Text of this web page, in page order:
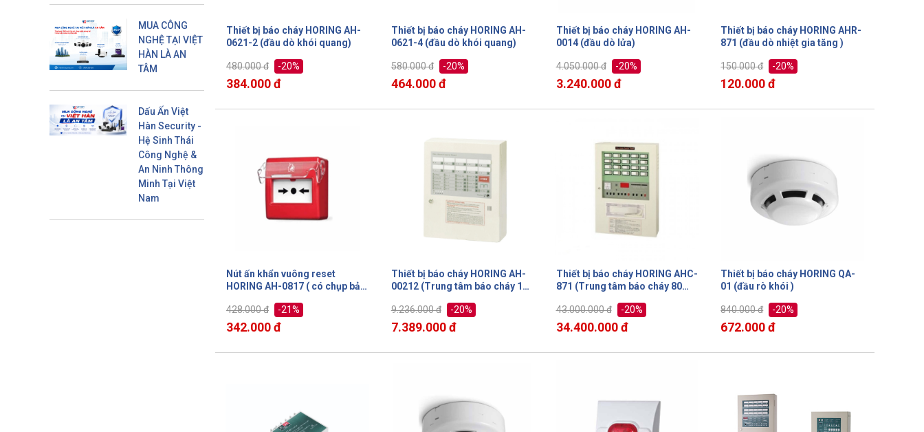
MUA CÔNG
NGHỆ TẠI VIỆT
HÀN LÀ AN
TÂM
Dấu Ấn Việt
Hàn Security -
Hệ Sinh Thái
Công Nghệ &
An Ninh Thông
Minh Tại Việt
Nam
Thiết bị báo cháy HORING AH-
0621-2 (đầu dò khói quang)
480.000 đ -20%
384.000 đ
Thiết bị báo cháy HORING AH-
0621-4 (đầu dò khói quang)
580.000 đ -20%
464.000 đ
Thiết bị báo cháy HORING AH-
0014 (đầu dò lửa)
4.050.000 đ -20%
3.240.000 đ
Thiết bị báo cháy HORING AHR-
871 (đầu dò nhiệt gia tăng )
150.000 đ -20%
120.000 đ
Nút ấn khẩn vuông reset
HORING AH-0817 ( có chụp bảo
428.000 đ
-21%
342.000 đ
Thiết bị báo cháy HORING AH-
00212 (Trung tâm báo cháy 10
9.236.000 đ
-20%
7.389.000 đ
Thiết bị báo cháy HORING AHC-
871 (Trung tâm báo cháy 80
43.000.000 đ
-20%
34.400.000 đ
Thiết bị báo cháy HORING QA-
01 (đầu rò khói )
840.000 đ -20%
672.000 đ